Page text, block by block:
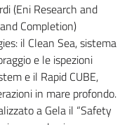
(Eni Research and
Completion)
il Clean Sea, sistema
e le ispezioni
e il Rapid CUBE,
in mare profondo.
a Gela il “Safety